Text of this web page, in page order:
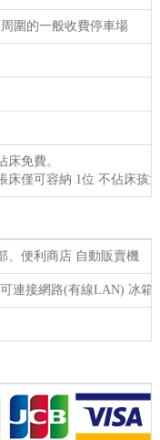
圍的一般收費停車場
床免費。
床僅可容納 1位 不佔床孩
、便利商店 自動販賣機
連接網路(有線LAN) 冰箱